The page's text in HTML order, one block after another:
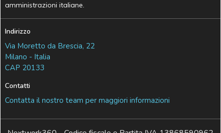
amministrazioni italiane.
Indirizzo
Via Moretto da Brescia, 22
Milano - Italia
CAP 20133
Contatti
Contatta il nostro team per maggiori informazioni